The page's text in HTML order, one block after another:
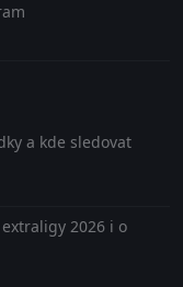
a kde sledovat
2026 i o